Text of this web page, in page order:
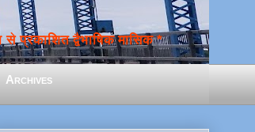
द्वैभाषिक मासिक *
Archives